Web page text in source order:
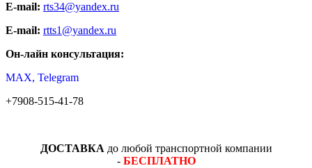
E-mail: rts34@yandex.ru
E-mail: rtts1@yandex.ru
Он-лайн консультация:
MAX, Telegram
+7908-515-41-78
ДОСТАВКА до любой транспортной компании
- БЕСПЛАТНО